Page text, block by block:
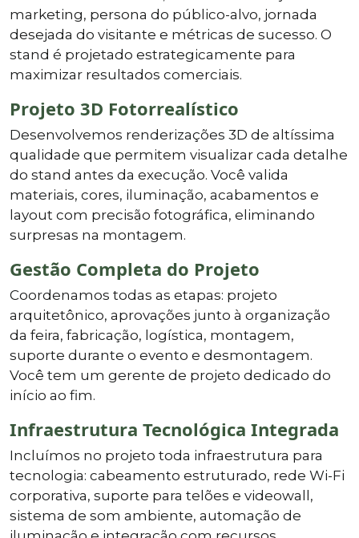
marketing, persona do público-alvo, jornada
desejada do visitante e métricas de sucesso. O
stand é projetado estrategicamente para
maximizar resultados comerciais.
Projeto 3D Fotorrealístico
Desenvolvemos renderizações 3D de altíssima
qualidade que permitem visualizar cada detalhe
do stand antes da execução. Você valida
materiais, cores, iluminação, acabamentos e
layout com precisão fotográfica, eliminando
surpresas na montagem.
Gestão Completa do Projeto
Coordenamos todas as etapas: projeto
arquitetônico, aprovações junto à organização
da feira, fabricação, logística, montagem,
suporte durante o evento e desmontagem.
Você tem um gerente de projeto dedicado do
início ao fim.
Infraestrutura Tecnológica Integrada
Incluímos no projeto toda infraestrutura para
tecnologia: cabeamento estruturado, rede Wi-Fi
corporativa, suporte para telões e videowall,
sistema de som ambiente, automação de